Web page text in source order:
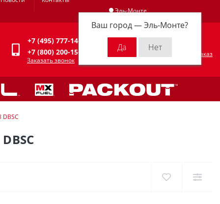
Эль-Монте
Ваш город —Эль-Монте?
Личный кабинет
+7 (495) 777-14-94
+7 (800) 200-15-94
Заказать звонок
Оформить заказ